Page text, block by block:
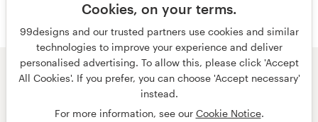
Cookies, on your terms.
99designs and our trusted partners use cookies and similar
technologies to improve your experience and deliver
personalised advertising. To allow this, please click 'Accept
All Cookies'. If you prefer, you can choose 'Accept necessary'
instead.
For more information, see our Cookie Notice.
© 99designs
par Vista
Confidentialité